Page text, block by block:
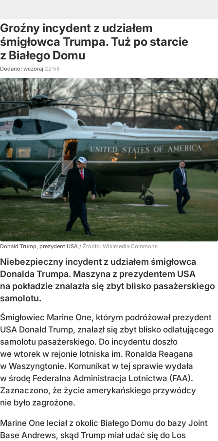
Groźny incydent z udziałem
śmigłowca Trumpa. Tuż po starcie
z Białego Domu
Dodano: wczoraj 22:58
Donald Trump, prezydent USA / Źródło: Wikimedia Commons
Niebezpieczny incydent z udziałem śmigłowca
Donalda Trumpa. Maszyna z prezydentem USA
na pokładzie znalazła się zbyt blisko pasażerskiego
samolotu.
Śmigłowiec Marine One, którym podróżował prezydent
USA Donald Trump, znalazł się zbyt blisko odlatującego
samolotu pasażerskiego. Do incydentu doszło
we wtorek w rejonie lotniska im. Ronalda Reagana
w Waszyngtonie. Komunikat w tej sprawie wydała
w środę Federalna Administracja Lotnictwa (FAA).
Zaznaczono, że życie amerykańskiego przywódcy
nie było zagrożone.
Marine One leciał z okolic Białego Domu do bazy Joint
Base Andrews, skąd Trump miał udać się do Los